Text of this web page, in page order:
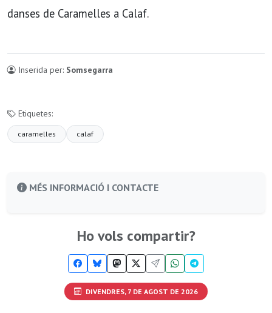
danses de Caramelles a Calaf.
Inserida per: Somsegarra
Etiquetes:
caramelles calaf
MÉS INFORMACIÓ I CONTACTE
Ho vols compartir?
DIVENDRES, 7 DE AGOST DE 2026